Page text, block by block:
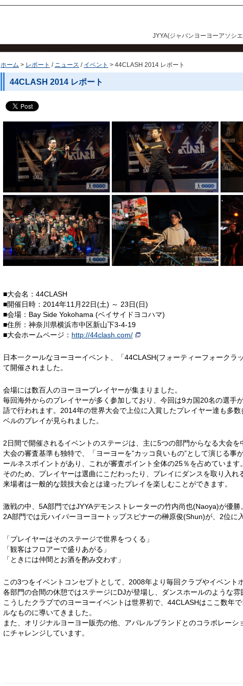
JYYA(ジャパンヨーヨーアソシ
ホーム レポート / ニュース / イベント 44CLASH 2014 レポート
44CLASH 2014 レポート
■大会名：44CLASH
■開催日時：2014年11月22日(土) ～ 23日(日)
■会場：Bay Side Yokohama (ベイサイドヨコハマ)
■住所：神奈川県横浜市中区新山下3-4-19
■大会ホームページ： http://44clash.com/
日本一クールなヨーヨーイベント、「44CLASH(フォーティーフォークラ
て開催されました。
会場には数百人のヨーヨープレイヤーが集まりました。
毎回海外からのプレイヤーが多く参加しており、今回は9カ国20名の選手
語で行われます。2014年の世界大会で上位に入賞したプレイヤー達も多
ベルのプレイが見られました。
2日間で開催されるイベントのステージは、主に5つの部門からなる大会を
大会の審査基準も独特で、「ヨーヨーを”カッコ良いもの”として演じる事
ールネスポイントがあり、これが審査ポイント全体の25％を占めています。
そのため、プレイヤーは選曲にこだわったり、プレイにダンスを取り入れ
来場者は一般的な競技大会とは違ったプレイを楽しむことができます。
激戦の中、5A部門ではJYYAデモンストレーターの竹内尚也(Naoya)が優勝。
2A部門では元ハイパーヨーヨートップスピナーの榊原俊(Shun)が、2位に
「プレイヤーはそのステージで世界をつくる」
「観客はフロアーで盛りあがる」
「ときには仲間とお酒を酌み交わす」
この3つをイベントコンセプトとして、2008年より毎回クラブやイベント
各部門の合間の休憩ではステージにDJが登場し、ダンスホールのような雰
こうしたクラブでのヨーヨーイベントは世界初で、44CLASHはここ数年
ルなものに導いてきました。
また、オリジナルヨーヨー販売の他、アパレルブランドとのコラボレーシ
にチャレンジしています。